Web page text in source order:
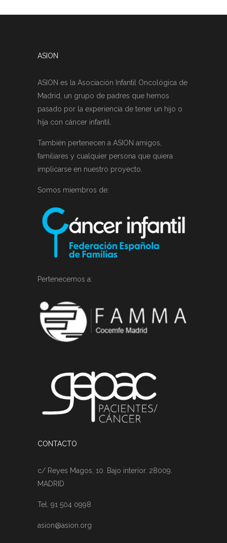
ASION
ASION es la Asociación Infantil Oncológica de
Madrid, un grupo de padres que hemos
pasado por la experiencia de tener un hijo o
hija con cáncer infantil.
También pertenecen a ASION amigos,
familiares y cualquier persona que quiera
implicarse en nuestro proyecto.
Somos miembros de:
Pertenecemos a:
CONTACTO
c/ Reyes Magos, 10. Bajo interior. 28009.
MADRID
Tel. 91 504 0998
asion@asion.org